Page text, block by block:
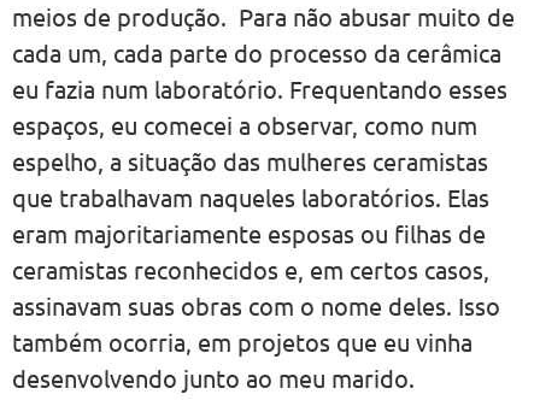
meios de produção. Para não abusar muito de
cada um, cada parte do processo da cerâmica
eu fazia num laboratório. Frequentando esses
espaços, eu comecei a observar, como num
espelho, a situação das mulheres ceramistas
que trabalhavam naqueles laboratórios. Elas
eram majoritariamente esposas ou filhas de
ceramistas reconhecidos e, em certos casos,
assinavam suas obras com o nome deles. Isso
também ocorria, em projetos que eu vinha
desenvolvendo junto ao meu marido.